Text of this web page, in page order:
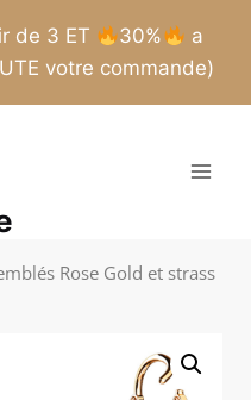
de 3 ET 30%
a
votre commande)
Rose Gold et strass